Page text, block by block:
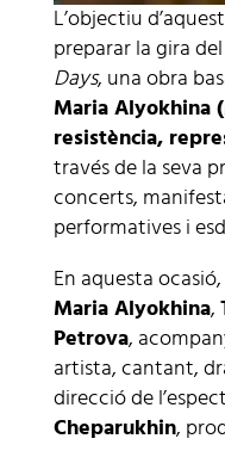
L’objectiu
preparar la gira
Days, una obra
Maria Alyokhina
resistència,
través de la seva
concerts,
performatives i
En aquesta
Maria Alyokhina,
Petrova,
artista, cantant,
direcció de
Cheparukhin,